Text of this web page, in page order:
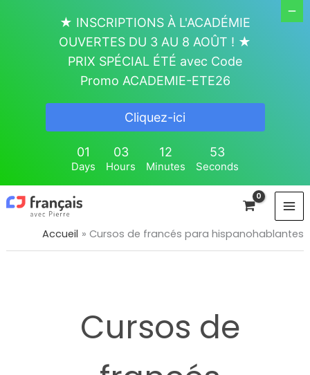
Accueil Cursos de francés para hispanohablantes
Cursos de
★ INSCRIPTIONS À L'ACADÉMIE
OUVERTES DU 3 AU 8 AOÛT ! ★
PRIX SPÉCIAL ÉTÉ avec Code
Promo ACADEMIE-ETE26
Cliquez-ici
01
Days
03
Hours
12
Minutes
53
Seconds